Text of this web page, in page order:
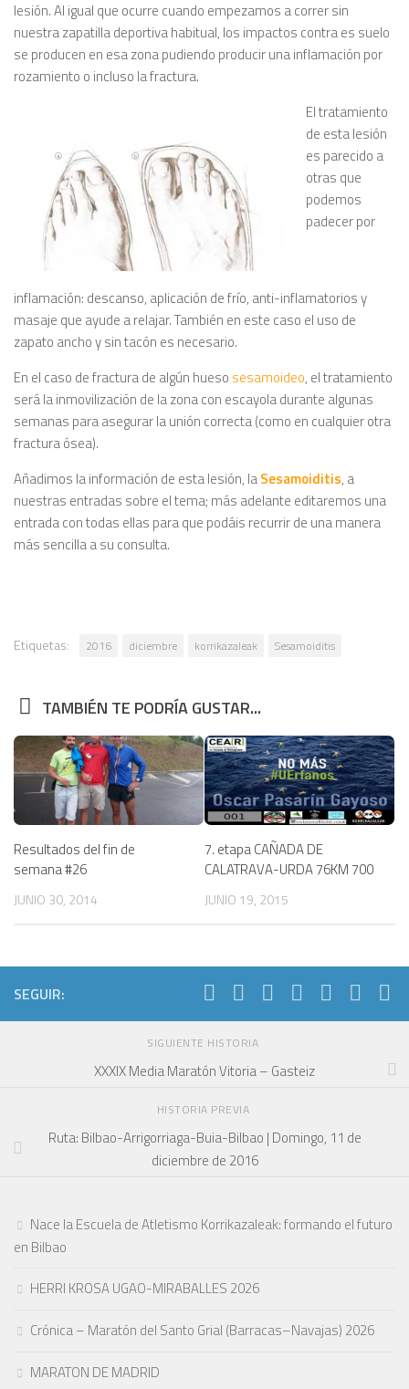
lesión. Al igual que ocurre cuando empezamos a correr sin
nuestra zapatilla deportiva habitual, los impactos contra es suelo
se producen en esa zona pudiendo producir una inflamación por
rozamiento o incluso la fractura.
El tratamiento
de esta lesión
es parecido a
otras que
podemos
padecer por
inflamación: descanso, aplicación de frío, anti-inflamatorios y
masaje que ayude a relajar. También en este caso el uso de
zapato ancho y sin tacón es necesario.
En el caso de fractura de algún hueso sesamoideo, el tratamiento
será la inmovilización de la zona con escayola durante algunas
semanas para asegurar la unión correcta (como en cualquier otra
fractura ósea).
Añadimos la información de esta lesión, laSesamoiditis, a
nuestras entradas sobre el tema; más adelante editaremos una
entrada con todas ellas para que podáis recurrir de una manera
más sencilla a su consulta.
Etiquetas: 2016 diciembre korrikazaleak Sesamoiditis
TAMBIÉN TE PODRÍA GUSTAR...
Resultados del fin de
semana #26
JUNIO 30, 2014
7. etapa CAÑADA DE
CALATRAVA-URDA 76KM 700
JUNIO 19, 2015
SEGUIR:
SIGUIENTE HISTORIA
XXXIX Media Maratón Vitoria – Gasteiz
HISTORIA PREVIA
Ruta: Bilbao-Arrigorriaga-Buia-Bilbao | Domingo, 11 de
diciembre de 2016
Nace la Escuela de Atletismo Korrikazaleak: formando el futuro
en Bilbao
HERRI KROSA UGAO-MIRABALLES 2026
Crónica – Maratón del Santo Grial (Barracas–Navajas) 2026
MARATON DE MADRID